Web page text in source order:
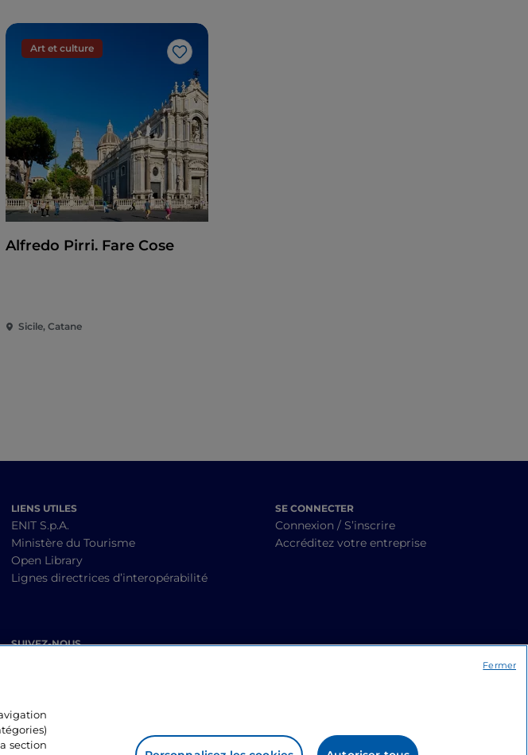
Art et culture
J’aime
Alfredo Pirri. Fare Cose
Sicile, Catane
LIENS UTILES
ENIT S.p.A.
Ministère du Tourisme
Open Library
Lignes directrices d’interopérabilité
SUIVEZ-NOUS
SE CONNECTER
Connexion / S’inscrire
Accréditez votre entreprise
section
Fermer